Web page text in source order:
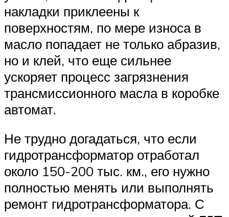
накладки приклеены к
поверхностям, по мере износа в
масло попадает не только абразив,
но и клей, что еще сильнее
ускоряет процесс загрязнения
трансмиссионного масла в коробке
автомат.
Не трудно догадаться, что если
гидротрансформатор отработал
около 150-200 тыс. км., его нужно
полностью менять или выполнять
ремонт гидротрансформатора. С